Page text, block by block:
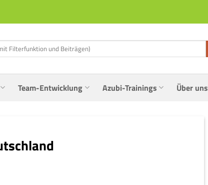
Team-Entwicklung Azubi-Trainings Über uns